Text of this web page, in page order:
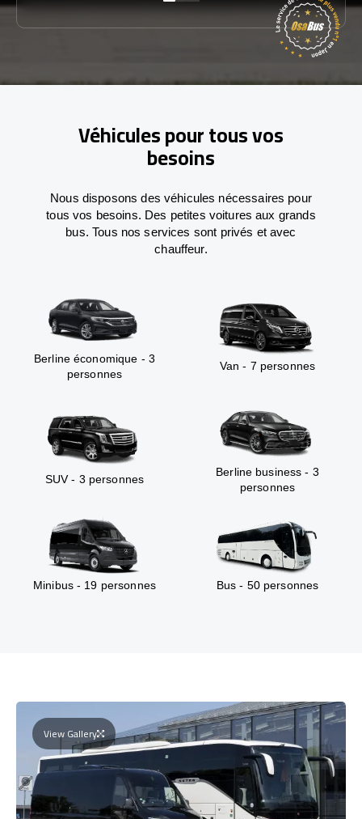
Véhicules pour tous vos
besoins
Nous disposons des véhicules nécessaires pour
tous vos besoins. Des petites voitures aux grands
bus. Tous nos services sont privés et avec
chauffeur.
Berline économique - 3
personnes
Van - 7 personnes
SUV - 3 personnes
Berline business - 3
personnes
Minibus - 19 personnes Bus - 50 personnes
View Gallery